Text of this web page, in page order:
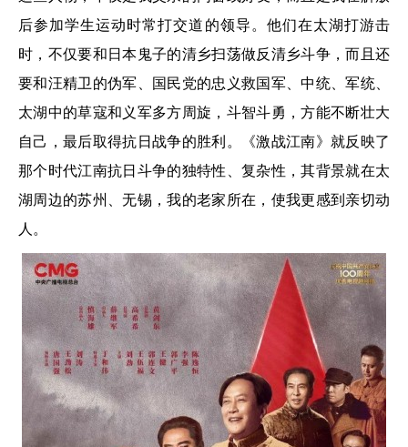
后参加学生运动时常打交道的领导。他们在太湖打游击
时，不仅要和日本鬼子的清乡扫荡做反清乡斗争，而且还
要和汪精卫的伪军、国民党的忠义救国军、中统、军统、
太湖中的草寇和义军多方周旋，斗智斗勇，方能不断壮大
自己，最后取得抗日战争的胜利。《激战江南》就反映了
那个时代江南抗日斗争的独特性、复杂性，其背景就在太
湖周边的苏州、无锡，我的老家所在，使我更感到亲切动
人。